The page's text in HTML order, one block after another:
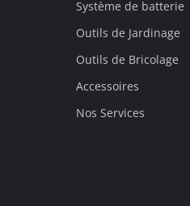
Système de batterie
Outils de Jardinage
Outils de Bricolage
Accessoires
Nos Services